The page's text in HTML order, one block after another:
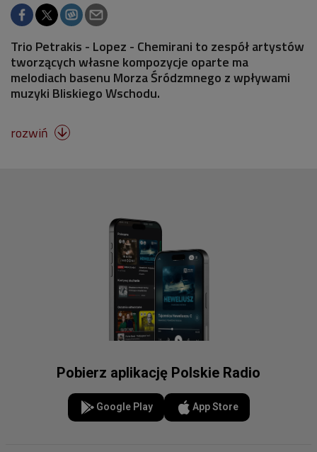
Trio Petrakis - Lopez - Chemirani to zespół artystów
tworzących własne kompozycje oparte ma
melodiach basenu Morza Śródzmnego z wpływami
muzyki Bliskiego Wschodu.
rozwiń 
Pobierz aplikację Polskie Radio
Google Play App Store